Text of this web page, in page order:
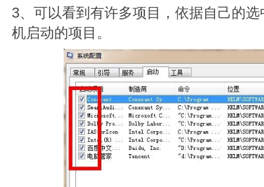
3、可以看到有许多项目，依据自己的
机启动的项目。